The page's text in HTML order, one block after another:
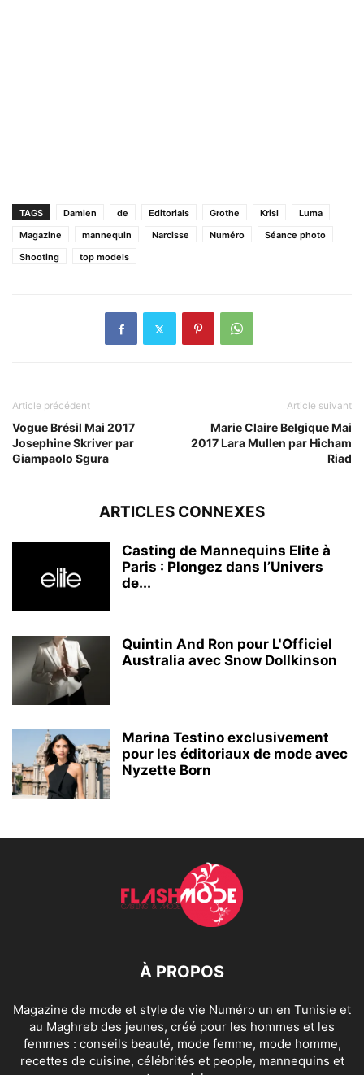
TAGS Damien de Editorials Grothe Krisl
Luma
Magazine
mannequin Narcisse Numéro
Séance photo
Shooting
top models
Article précédent
Vogue Brésil Mai 2017
Josephine Skriver par
Giampaolo Sgura
Article suivant
Marie Claire Belgique Mai
2017 Lara Mullen par Hicham
Riad
ARTICLES CONNEXES
Casting de Mannequins Elite à
Paris : Plongez dans l’Univers
de...
Quintin And Ron pour L'Officiel
Australia avec Snow Dollkinson
Marina Testino exclusivement
pour les éditoriaux de mode avec
Nyzette Born
À PROPOS
Magazine de mode et style de vie Numéro un en Tunisie et
au Maghreb des jeunes, créé pour les hommes et les
femmes : conseils beauté, mode femme, mode homme,
recettes de cuisine, célébrités et people, mannequins et